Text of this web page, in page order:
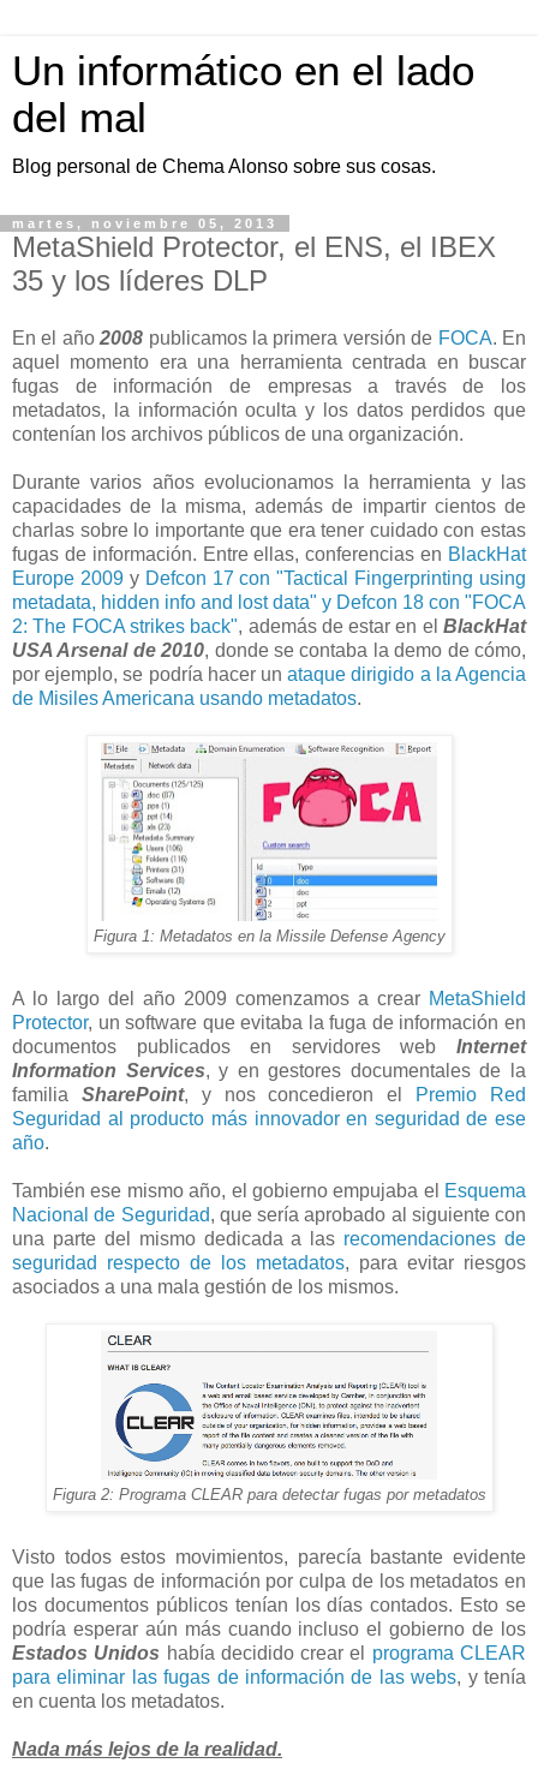
Un informático en el lado
del mal
Blog personal de Chema Alonso sobre sus cosas.
martes, noviembre 05, 2013
MetaShield Protector, el ENS, el IBEX
35 y los líderes DLP
En el año2008 publicamos la primera versión de FOCA. En
aquel momento era una herramienta centrada en buscar
fugas de información de empresas a través de los
metadatos, la información oculta y los datos perdidos que
contenían los archivos públicos de una organización.
Durante varios años evolucionamos la herramienta y las
capacidades de la misma, además de impartir cientos de
charlas sobre lo importante que era tener cuidado con estas
fugas de información. Entre ellas, conferencias en BlackHat
Europe 2009 y Defcon 17 con "Tactical Fingerprinting using
metadata, hidden info and lost data" y Defcon 18 con "FOCA
2: The FOCA strikes back", además de estar en elBlackHat
USA Arsenal de 2010, donde se contaba la demo de cómo,
por ejemplo, se podría hacer unataque dirigido a la Agencia
de Misiles Americana usando metadatos.
Figura 1: Metadatos en la Missile Defense Agency
A lo largo del año 2009 comenzamos a crear MetaShield
Protector, un software que evitaba la fuga de información en
documentos publicados en servidores web Internet
Information Services, y en gestores documentales de la
familia SharePoint, y nos concedieron el
Premio Red
Seguridad al producto más innovador en seguridad de ese
año.
También ese mismo año, el gobierno empujaba el Esquema
Nacional de Seguridad, que sería aprobado al siguiente con
una parte del mismo dedicada a las recomendaciones de
seguridad respecto de los metadatos, para evitar riesgos
asociados a una mala gestión de los mismos.
Figura 2: Programa CLEAR para detectar fugas por metadatos
Visto todos estos movimientos, parecía bastante evidente
que las fugas de información por culpa de los metadatos en
los documentos públicos tenían los días contados. Esto se
podría esperar aún más cuando incluso el gobierno de los
Estados Unidos había decidido crear el programa CLEAR
para eliminar las fugas de información de las webs, y tenía
en cuenta los metadatos.
Nada más lejos de la realidad.